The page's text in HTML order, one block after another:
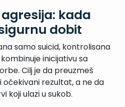
kada
dobit
samo suicid, kontrolisana
inicijativu sa
Cilj je da preuzmeš
očekivani rezultat, a ne da
koji ulazi u sukob.